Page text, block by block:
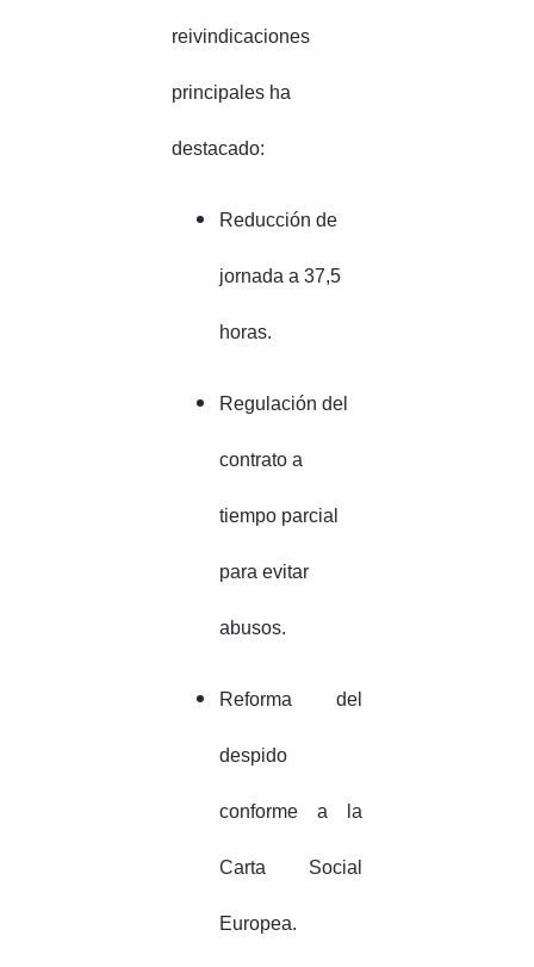
reivindicaciones
principales ha
destacado:
Reducción de
jornada a 37,5
horas.
Regulación del
contrato a
tiempo parcial
para evitar
abusos.
Reforma del
despido
conforme a la
Carta Social
Europea.